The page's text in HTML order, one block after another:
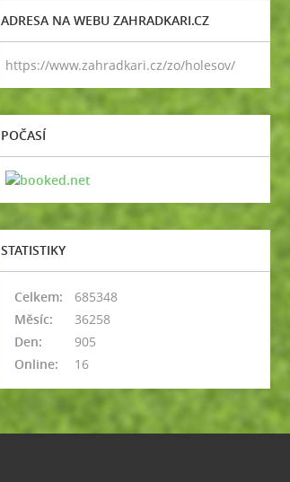
ADRESA NA WEBU ZAHRADKARI.CZ
https://www.zahradkari.cz/zo/holesov/
POČASÍ
STATISTIKY
Online: 16
Celkem:
685348
Měsíc:
36258
Den:
905